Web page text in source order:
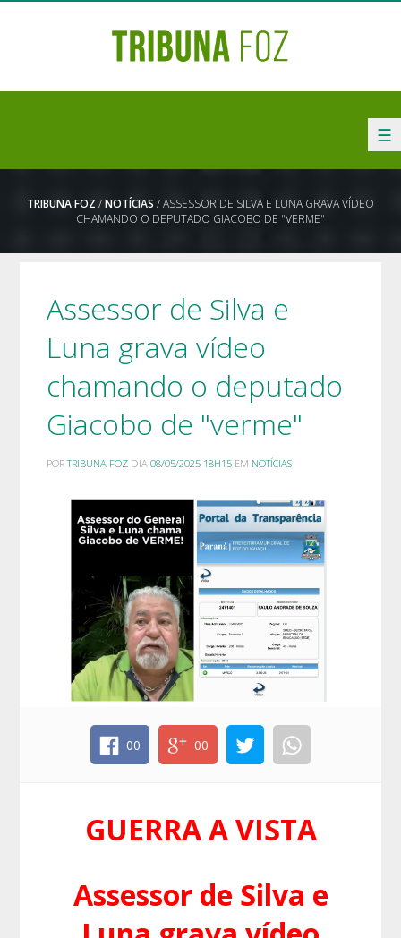
☰
TRIBUNA FOZ /NOTÍCIAS / ASSESSOR DE SILVA E LUNA GRAVA VÍDEO
CHAMANDO O DEPUTADO GIACOBO DE "VERME"
Assessor de Silva e
Luna grava vídeo
chamando o deputado
Giacobo de "verme"
PORTRIBUNA FOZ DIA08/05/2025 18H15 EM NOTÍCIAS
00 00
GUERRA A VISTA
Assessor de Silva e